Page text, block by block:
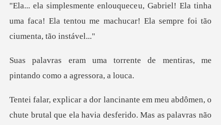
! Ela tinha
uma faca! Ela tentou me machucar!
ente de mentiras, me
pintan
que ela havia desferido. Mas as palavras não